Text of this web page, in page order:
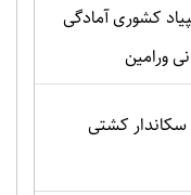
کشوری آمادگی
ورامین
سکاندار کشتی